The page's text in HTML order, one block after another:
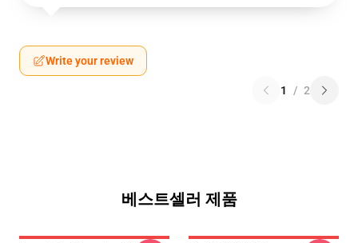
Write your review
1 / 2
베스트셀러 제품